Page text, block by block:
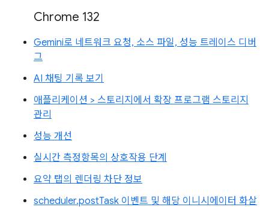
Chrome 132
Gemini로 네트워크 요청, 소스 파일, 성능 트레이스 디버
그
AI 채팅 기록 보기
애플리케이션 > 스토리지에서 확장 프로그램 스토리지
관리
성능 개선
실시간 측정항목의 상호작용 단계
요약 탭의 렌더링 차단 정보
scheduler.postTask 이벤트 및 해당 이니시에이터 화살